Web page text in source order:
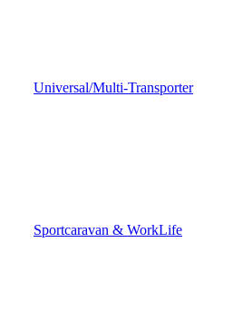
Universal/Multi-Transporter
Sportcaravan & WorkLife